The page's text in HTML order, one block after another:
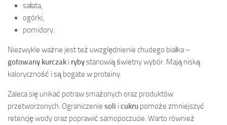
sałata,
ogórki,
pomidory.
Niezwykle ważne jest też uwzględnienie chudego białka –
gotowany kurczak i rybystanowią świetny wybór. Mają niską
kaloryczność i są bogate w proteiny.
Zaleca się unikać potraw smażonych oraz produktów
przetworzonych. Ograniczenie soli i cukru pomoże zmniejszyć
retencję wody oraz poprawić samopoczucie. Warto również